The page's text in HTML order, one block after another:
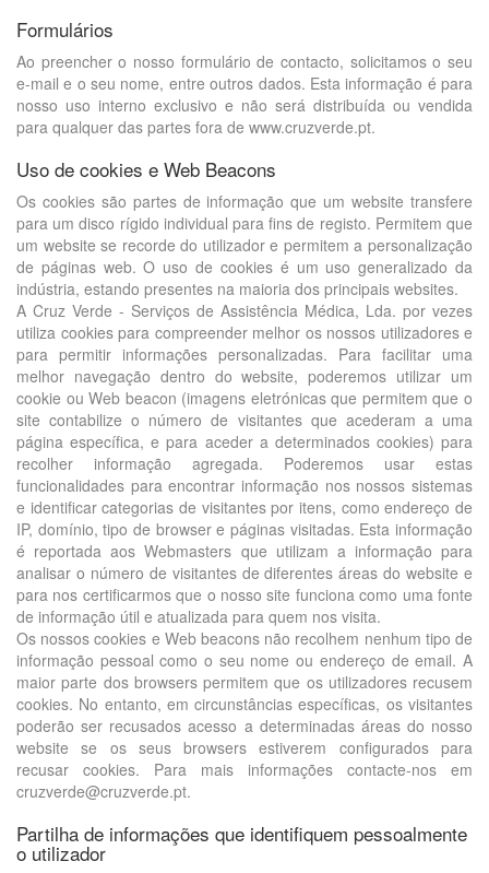
Formulários
Ao preencher o nosso formulário de contacto, solicitamos o seu
e-mail e o seu nome, entre outros dados. Esta informação é para
nosso uso interno exclusivo e não será distribuída ou vendida
para qualquer das partes fora de www.cruzverde.pt.
Uso de cookies e Web Beacons
Os cookies são partes de informação que um website transfere
para um disco rígido individual para fins de registo. Permitem que
um website se recorde do utilizador e permitem a personalização
de páginas web. O uso de cookies é um uso generalizado da
indústria, estando presentes na maioria dos principais websites.
A Cruz Verde - Serviços de Assistência Médica, Lda. por vezes
utiliza cookies para compreender melhor os nossos utilizadores e
para permitir informações personalizadas. Para facilitar uma
melhor navegação dentro do website, poderemos utilizar um
cookie ou Web beacon (imagens eletrónicas que permitem que o
site contabilize o número de visitantes que acederam a uma
página específica, e para aceder a determinados cookies) para
recolher informação agregada. Poderemos usar estas
funcionalidades para encontrar informação nos nossos sistemas
e identificar categorias de visitantes por itens, como endereço de
IP, domínio, tipo de browser e páginas visitadas. Esta informação
é reportada aos Webmasters que utilizam a informação para
analisar o número de visitantes de diferentes áreas do website e
para nos certificarmos que o nosso site funciona como uma fonte
de informação útil e atualizada para quem nos visita.
Os nossos cookies e Web beacons não recolhem nenhum tipo de
informação pessoal como o seu nome ou endereço de email. A
maior parte dos browsers permitem que os utilizadores recusem
cookies. No entanto, em circunstâncias específicas, os visitantes
poderão ser recusados acesso a determinadas áreas do nosso
website se os seus browsers estiverem configurados para
recusar cookies. Para mais informações contacte-nos em
cruzverde@cruzverde.pt.
Partilha de informações que identifiquem pessoalmente
o utilizador